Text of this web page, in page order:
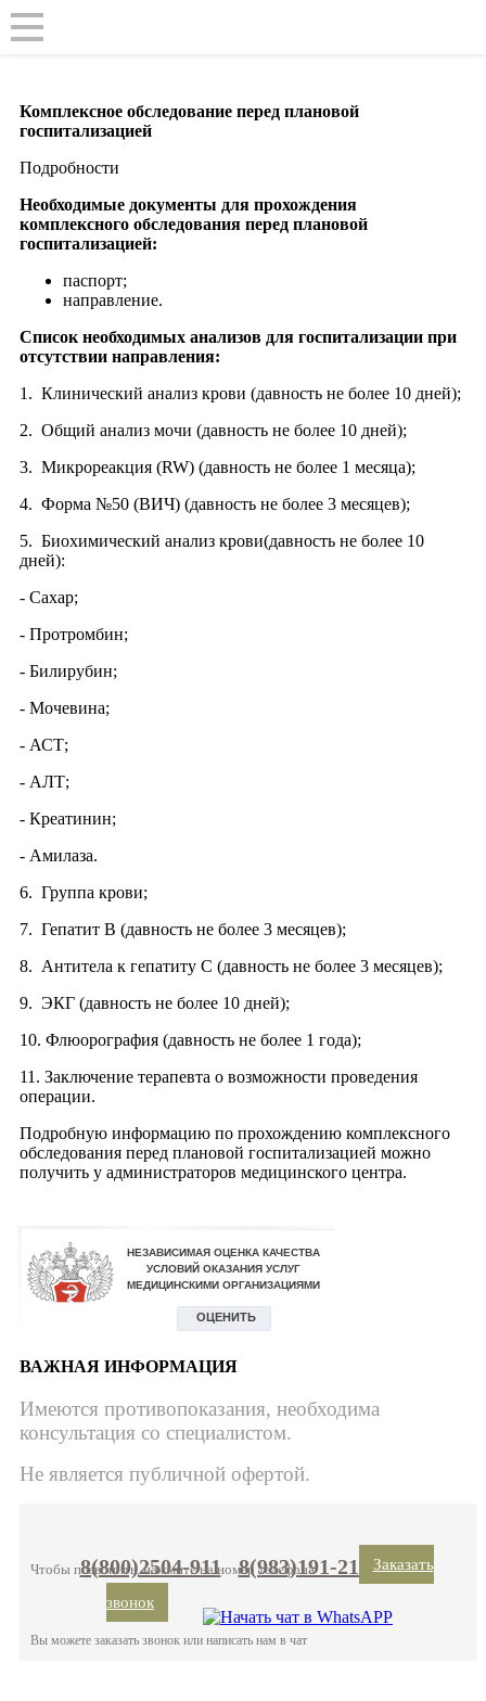
Комплексное обследование перед плановой
госпитализацией
Подробности
Необходимые документы для прохождения
комплексного обследования перед плановой
госпитализацией:
паспорт;
направление.
Список необходимых анализов для госпитализации при
отсутствии направления:
1. Клинический анализ крови (давность не более 10 дней);
2. Общий анализ мочи (давность не более 10 дней);
3. Микрореакция (RW) (давность не более 1 месяца);
4. Форма №50 (ВИЧ) (давность не более 3 месяцев);
5. Биохимический анализ крови(давность не более 10
дней):
- Сахар;
- Протромбин;
- Билирубин;
- Мочевина;
- АСТ;
- АЛТ;
- Креатинин;
- Амилаза.
6. Группа крови;
7. Гепатит В (давность не более 3 месяцев);
8. Антитела к гепатиту С (давность не более 3 месяцев);
9. ЭКГ (давность не более 10 дней);
10. Флюорография (давность не более 1 года);
11. Заключение терапевта о возможности проведения
операции.
Подробную информацию по прохождению комплексного
обследования перед плановой госпитализацией можно
получить у администраторов медицинского центра.
ВАЖНАЯ ИНФОРМАЦИЯ
Имеются противопоказания, необходима
консультация со специалистом.
Не является публичной офертой.
8(800)2504-911 8(983)191-2101
Чтобы позвонить, нажмите на номер телефона Заказать
звонок
Вы можете заказать звонок или написать нам в чат